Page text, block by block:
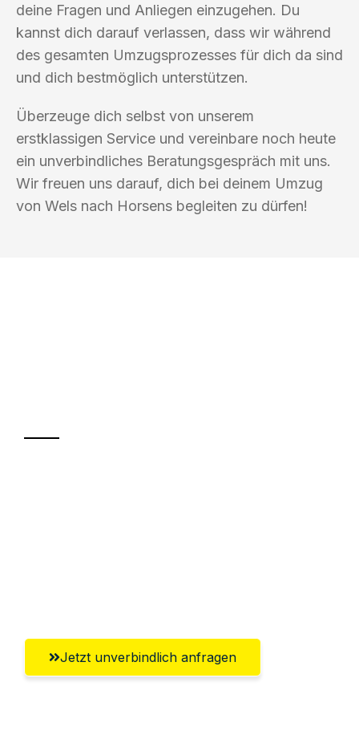
deine Fragen und Anliegen einzugehen. Du
kannst dich darauf verlassen, dass wir während
des gesamten Umzugsprozesses für dich da sind
und dich bestmöglich unterstützen.
Überzeuge dich selbst von unserem
erstklassigen Service und vereinbare noch heute
ein unverbindliches Beratungsgespräch mit uns.
Wir freuen uns darauf, dich bei deinem Umzug
von Wels nach Horsens begleiten zu dürfen!
Jetzt unverbindlich anfragen